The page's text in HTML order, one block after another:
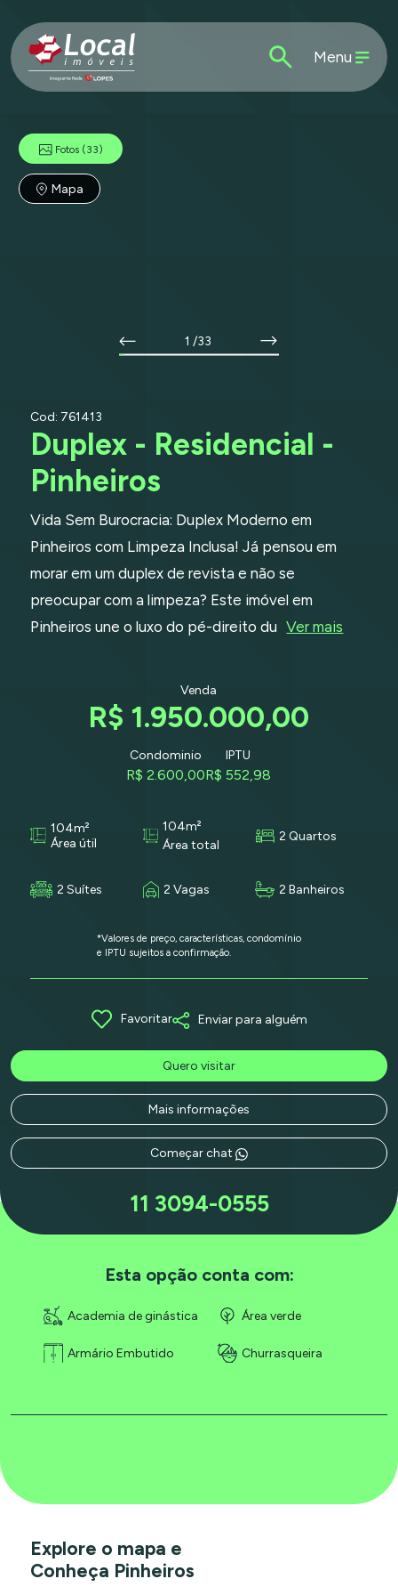
Menu
Fotos (33)
Mapa
1 /33
Cod: 761413
Duplex - Residencial -
Pinheiros
Vida Sem Burocracia: Duplex Moderno em
Pinheiros com Limpeza Inclusa! Já pensou em
morar em um duplex de revista e não se
preocupar com a limpeza? Este imóvel em
Pinheiros une o luxo do pé-direito du Ver mais
Venda
R$ 1.950.000,00
Condominio
R$ 2.600,00
IPTU
R$ 552,98
104m²
Área útil
104m²
Área total
2 Quartos
2 Suítes 2 Vagas 2 Banheiros
*Valores de preço, características, condomínio
e IPTU sujeitos a confirmação.
Favoritar Enviar para alguém
Quero visitar
Mais informações
Começar chat
11 3094-0555
Esta opção conta com:
Academia de ginástica Área verde
Armário Embutido Churrasqueira
Explore o mapa e
Conheça Pinheiros